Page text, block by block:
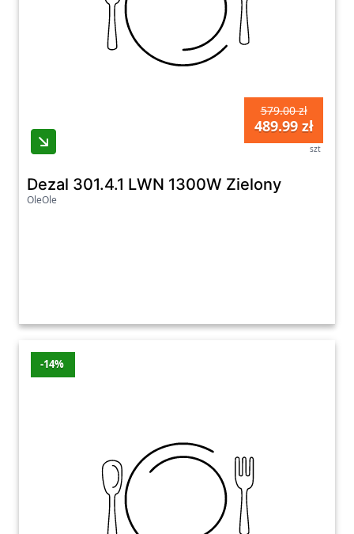
579.00 zł
489.99 zł
szt
Dezal 301.4.1 LWN 1300W Zielony
OleOle
-14%